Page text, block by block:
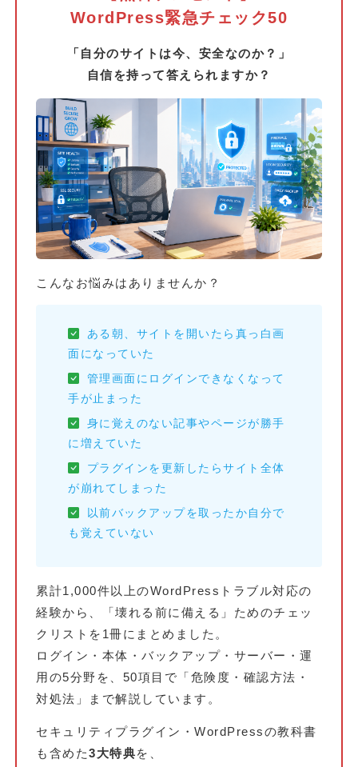
WordPress緊急チェック50
「自分のサイトは今、安全なのか？」
自信を持って答えられますか？
こんなお悩みはありませんか？
ある朝、サイトを開いたら真っ白画
面になっていた
管理画面にログインできなくなって
手が止まった
身に覚えのない記事やページが勝手
に増えていた
プラグインを更新したらサイト全体
が崩れてしまった
以前バックアップを取ったか自分で
も覚えていない
累計1,000件以上のWordPressトラブル対応の
経験から、「壊れる前に備える」ためのチェッ
クリストを1冊にまとめました。
ログイン・本体・バックアップ・サーバー・運
用の5分野を、50項目で「危険度・確認方法・
対処法」まで解説しています。
セキュリティプラグイン・WordPressの教科書
も含めた3大特典を、